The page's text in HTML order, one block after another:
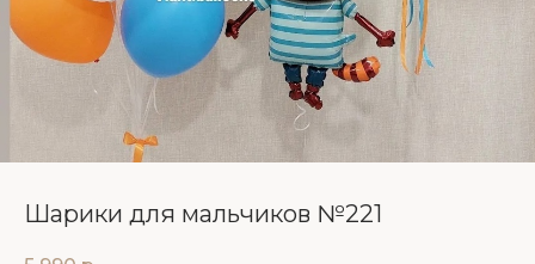
Шарики для мальчиков №221